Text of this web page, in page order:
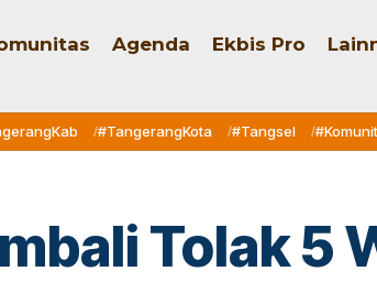
Agenda Ekbis Pro
#TangerangKota #Tangsel
Tolak 5